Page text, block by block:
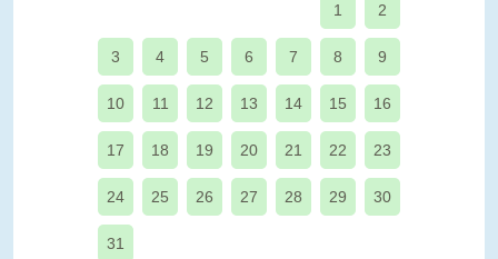
1 2
3 4 5 6 7 8 9
10 11 12 13 14 15 16
17 18 19 20 21 22 23
24 25 26 27 28 29 30
31